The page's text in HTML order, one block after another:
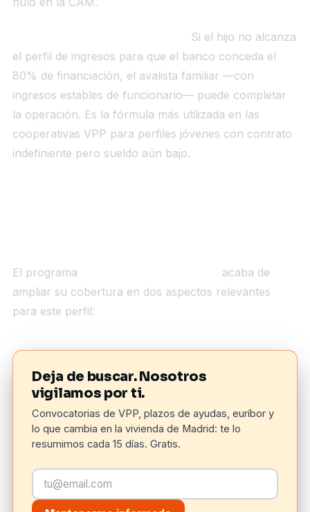
Si el hijo no alcanza
el perfil de ingresos para que el banco conceda el
80% de financiación, el avalista familiar —con
ingresos estables de funcionario— puede completar
la operación. Es la fórmula más utilizada en las
cooperativas VPP para perfiles jóvenes con contrato
indefiniente pero sueldo aún bajo.
El programa
acaba de
ampliar su cobertura en dos aspectos relevantes
para este perfil:
Deja de buscar. Nosotros
vigilamos por ti.
Convocatorias de VPP, plazos de ayudas, euríbor y
lo que cambia en la vivienda de Madrid: te lo
resumimos cada 15 días. Gratis.